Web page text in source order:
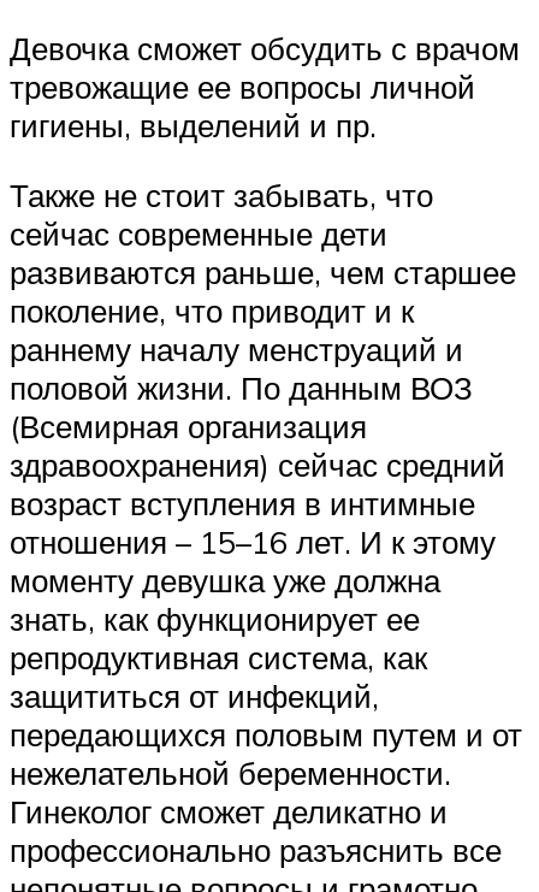
Девочка сможет обсудить с врачом
тревожащие ее вопросы личной
гигиены, выделений и пр.
Также не стоит забывать, что
сейчас современные дети
развиваются раньше, чем старшее
поколение, что приводит и к
раннему началу менструаций и
половой жизни. По данным ВОЗ
(Всемирная организация
здравоохранения) сейчас средний
возраст вступления в интимные
отношения – 15–16 лет. И к этому
моменту девушка уже должна
знать, как функционирует ее
репродуктивная система, как
защититься от инфекций,
передающихся половым путем и от
нежелательной беременности.
Гинеколог сможет деликатно и
профессионально разъяснить все